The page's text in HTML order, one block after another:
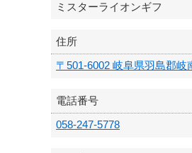
ミスターライオンギフ
住所
〒501-6002 岐阜県羽島郡岐
電話番号
058-247-5778